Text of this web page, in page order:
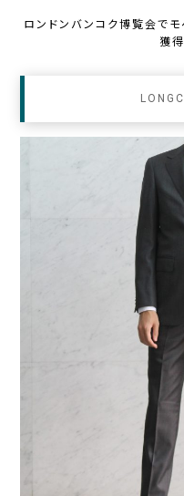
ロンドンバンコク博覧会で
獲得